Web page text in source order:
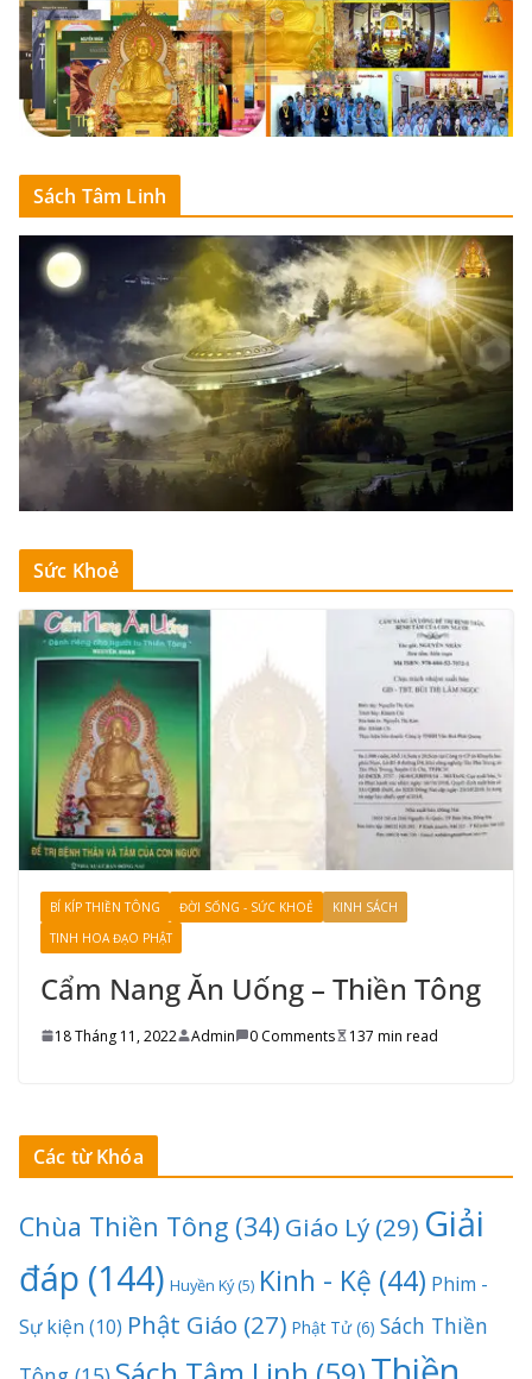
Sách Tâm Linh
Sức Khoẻ
BÍ KÍP THIỀN TÔNG ĐỜI SỐNG - SỨC KHOẺ
KINH SÁCH
TINH HOA ĐẠO PHẬT
Cẩm Nang Ăn Uống – Thiền Tông
18 Tháng 11, 2022 Admin 0 Comments 137 min read
Các từ Khóa
Chùa Thiền Tông (34) Giáo Lý (29) Giải
đáp (144) Huyền Ký(5) Kinh - Kệ (44) Phim -
Sự kiện (10) Phật Giáo (27) Phật Tử(6) Sách Thiền